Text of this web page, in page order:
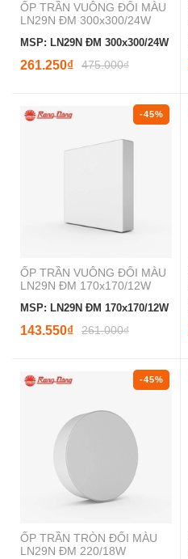
ỐP TRẦN VUÔNG ĐỔI MÀU
LN29N ĐM 300x300/24W
MSP: LN29N ĐM 300x300/24W
261.250₫ 475.000₫
-45%
ỐP TRẦN VUÔNG ĐỔI MÀU
LN29N ĐM 170x170/12W
MSP: LN29N ĐM 170x170/12W
143.550₫ 261.000₫
-45%
ỐP TRẦN TRÒN ĐỔI MÀU
LN29N ĐM 220/18W